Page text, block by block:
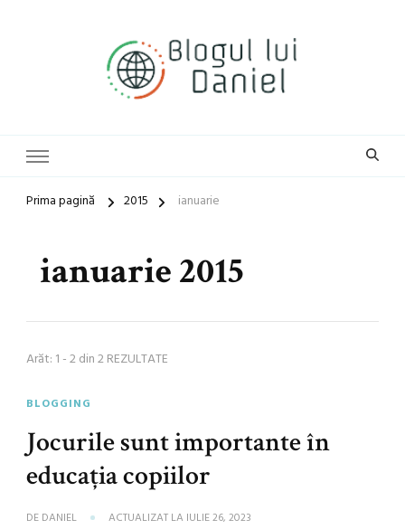
Prima pagină 2015 ianuarie
ianuarie 2015
Arăt: 1 - 2 din 2 REZULTATE
BLOGGING
Jocurile sunt importante în
educaţia copiilor
DE DANIEL ACTUALIZAT LA IULIE 26, 2023